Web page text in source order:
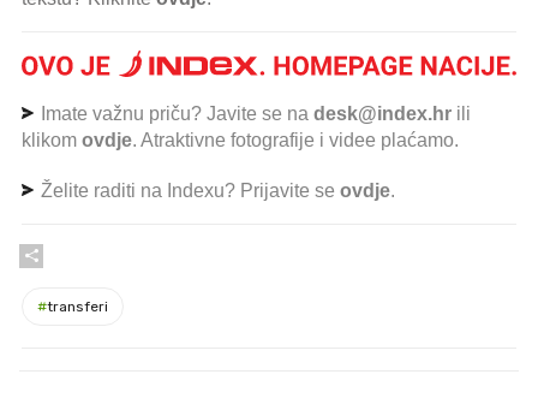
Imate važnu priču? Javite se na desk@index.hr ili
klikom ovdje. Atraktivne fotografije i videe plaćamo.
Želite raditi na Indexu? Prijavite se ovdje.
#transferi